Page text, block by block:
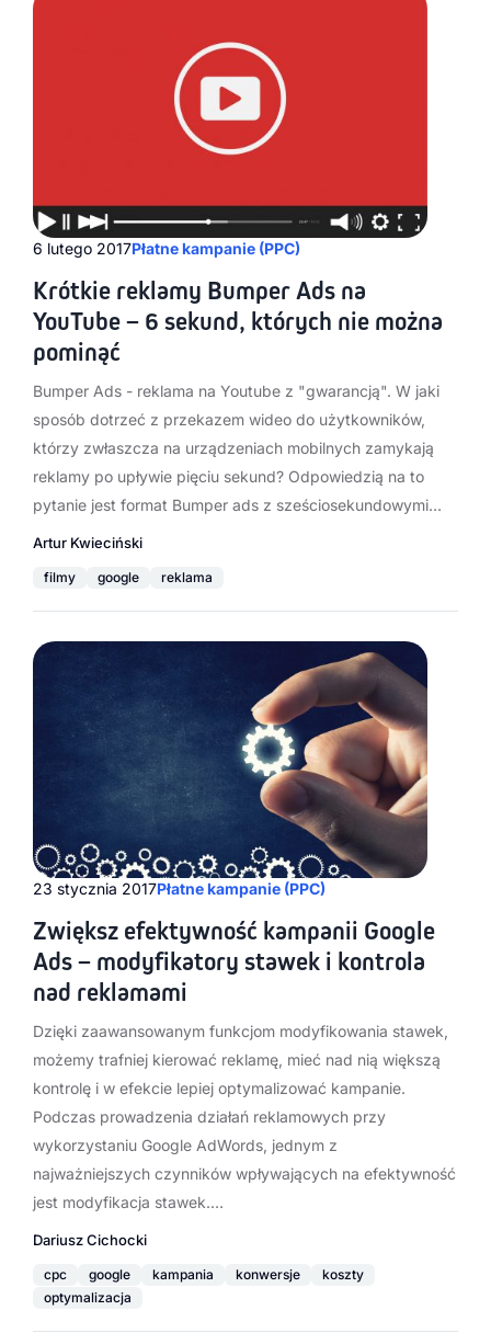
6 lutego 2017Płatne kampanie (PPC)
Krótkie reklamy Bumper Ads na
YouTube – 6 sekund, których nie można
pominąć
Bumper Ads - reklama na Youtube z "gwarancją". W jaki
sposób dotrzeć z przekazem wideo do użytkowników,
którzy zwłaszcza na urządzeniach mobilnych zamykają
reklamy po upływie pięciu sekund? Odpowiedzią na to
pytanie jest format Bumper ads z sześciosekundowymi…
Artur Kwieciński
filmy google reklama
23 stycznia 2017Płatne kampanie (PPC)
Zwiększ efektywność kampanii Google
Ads – modyfikatory stawek i kontrola
nad reklamami
Dzięki zaawansowanym funkcjom modyfikowania stawek,
możemy trafniej kierować reklamę, mieć nad nią większą
kontrolę i w efekcie lepiej optymalizować kampanie.
Podczas prowadzenia działań reklamowych przy
wykorzystaniu Google AdWords, jednym z
najważniejszych czynników wpływających na efektywność
jest modyfikacja stawek.…
Dariusz Cichocki
cpc google kampania konwersje
koszty
optymalizacja